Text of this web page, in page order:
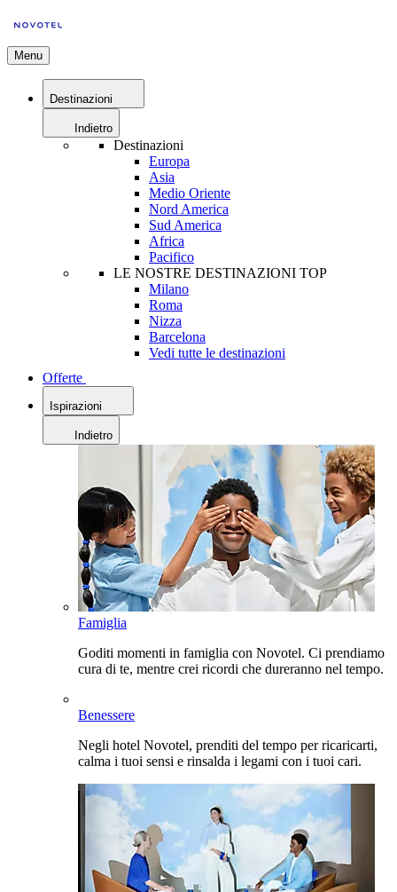
Menu
Destinazioni
Indietro
Destinazioni
Europa
Asia
Medio Oriente
Nord America
Sud America
Africa
Pacifico
LE NOSTRE DESTINAZIONI TOP
Milano
Roma
Nizza
Barcelona
Vedi tutte le destinazioni
Offerte
Ispirazioni
Indietro
Famiglia
Goditi momenti in famiglia con Novotel. Ci prendiamo
cura di te, mentre crei ricordi che dureranno nel tempo.
Benessere
Negli hotel Novotel, prenditi del tempo per ricaricarti,
calma i tuoi sensi e rinsalda i legami con i tuoi cari.